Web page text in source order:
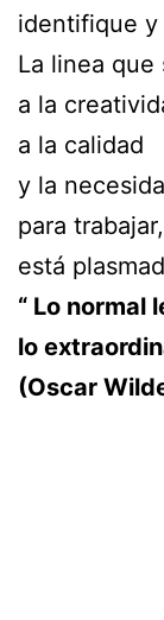
identifique y
La linea
a la
a la calidad
y la
para trabajar,
está
“ Lo normal
lo
(Oscar